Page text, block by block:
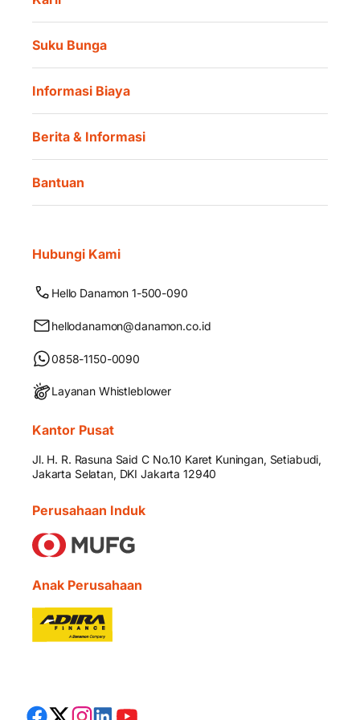
Suku Bunga
Informasi Biaya
Berita & Informasi
Bantuan
Hubungi Kami
Hello Danamon 1-500-090
hellodanamon@danamon.co.id
0858-1150-0090
Layanan Whistleblower
Kantor Pusat
Jl. H. R. Rasuna Said C No.10 Karet Kuningan, Setiabudi,
Jakarta Selatan, DKI Jakarta 12940
Perusahaan Induk
Anak Perusahaan